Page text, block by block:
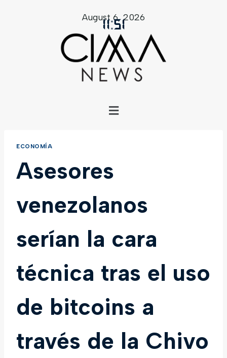
11:51
August 6, 2026
ECONOMÍA
Asesores
venezolanos
serían la cara
técnica tras el uso
de bitcoins a
través de la Chivo